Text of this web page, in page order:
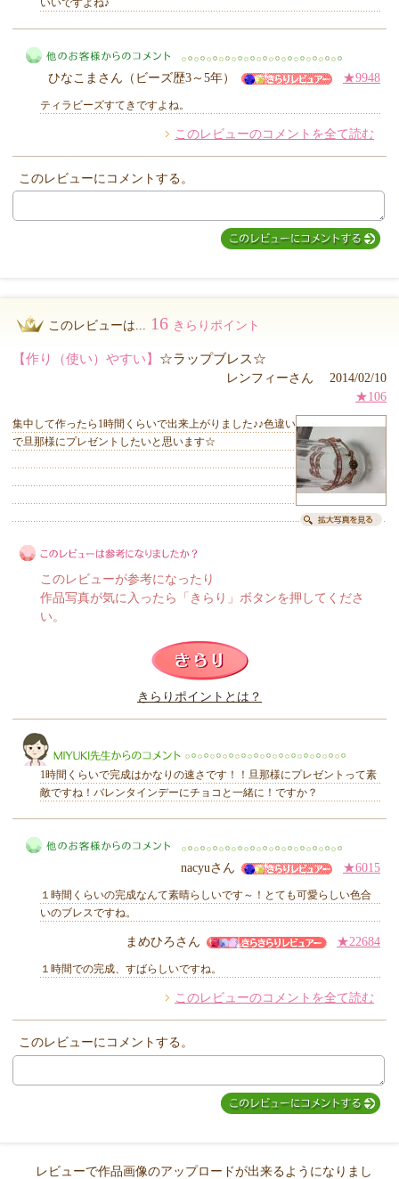
MIYUKI先生からのコメント
他のお客様からのコメント
ひなこまさん（ビーズ歴3～5年） ★9948
ティラビーズすてきですよね。
このレビューのコメントを全て読む
このレビューにコメントする。
このレビューは... 16 きらりポイント
【作り（使い）やすい】 ☆ラップブレス☆
レンフィーさん 2014/02/10
★106
集中して作ったら1時間くらいで出来上がりました♪♪色違い
で旦那様にプレゼントしたいと思います☆
このレビューは参考になりましたか？
このレビューが参考になったり
作品写真が気に入ったら「きらり」ボタンを押してくださ
い。
きらりポイントとは？
1時間くらいで完成はかなりの速さです！！旦那様にプレゼントって素
敵ですね！バレンタインデーにチョコと一緒に！ですか？
他のお客様からのコメント
nacyuさん ★6015
１時間くらいの完成なんて素晴らしいです～！とても可愛らしい色合
いのブレスですね。
まめひろさん ★22684
１時間での完成、すばらしいですね。
このレビューのコメントを全て読む
このレビューにコメントする。
レビューで作品画像のアップロードが出来るようになりまし